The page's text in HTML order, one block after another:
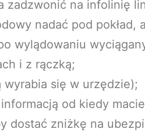
na infolinię
nadać pod pokład,
wylądowaniu
i z rączką;
się w urzędzie);
od kiedy
dostać zniżkę na